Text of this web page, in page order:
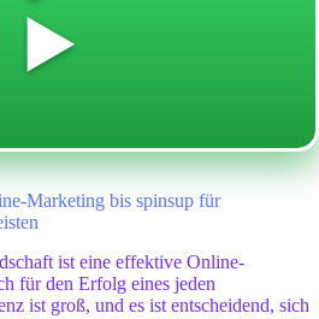
▶️
Marketing bis spinsup für
ist eine effektive Online-
für den Erfolg eines jeden
ist groß, und es ist entscheidend, sich